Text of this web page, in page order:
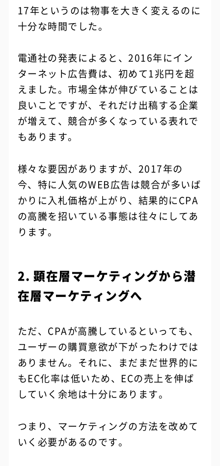
17年というのは物事を大きく変えるのに
十分な時間でした。
電通社の発表によると、2016年にイン
ターネット広告費は、初めて1兆円を超
えました。市場全体が伸びていることは
良いことですが、それだけ出稿する企業
が増えて、競合が多くなっている表れで
もあります。
様々な要因がありますが、2017年の
今、特に人気のWEB広告は競合が多いば
かりに入札価格が上がり、結果的にCPA
の高騰を招いている事態は往々にしてあ
ります。
2. 顕在層マーケティングから潜
在層マーケティングへ
ただ、CPAが高騰しているといっても、
ユーザーの購買意欲が下がったわけでは
ありません。それに、まだまだ世界的に
もEC化率は低いため、ECの売上を伸ば
していく余地は十分にあります。
つまり、マーケティングの方法を改めて
いく必要があるのです。